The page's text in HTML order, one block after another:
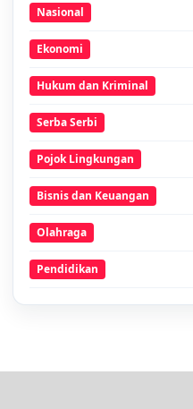
Nasional
Ekonomi
Hukum dan Kriminal
Serba Serbi
Pojok Lingkungan
Bisnis dan Keuangan
Olahraga
Pendidikan